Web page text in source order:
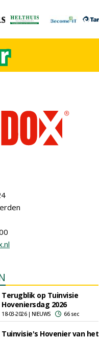
Terugblik op Tuinvisie
Hoveniersdag 2026
18-03-2026 | NIEUWS 66 sec
Tuinvisie's Hovenier van het